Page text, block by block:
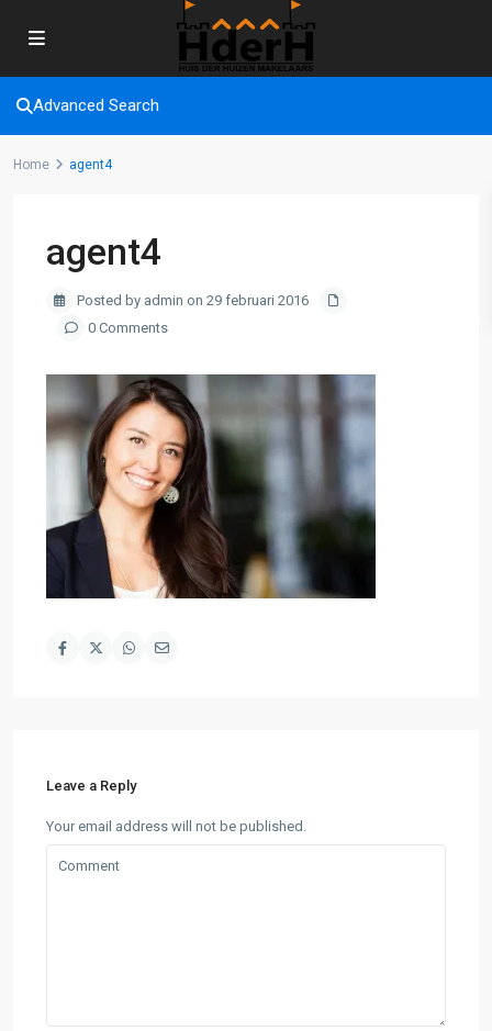
Advanced Search
Home agent4
agent4
Posted by admin on 29 februari 2016
0 Comments
Leave a Reply
Your email address will not be published.